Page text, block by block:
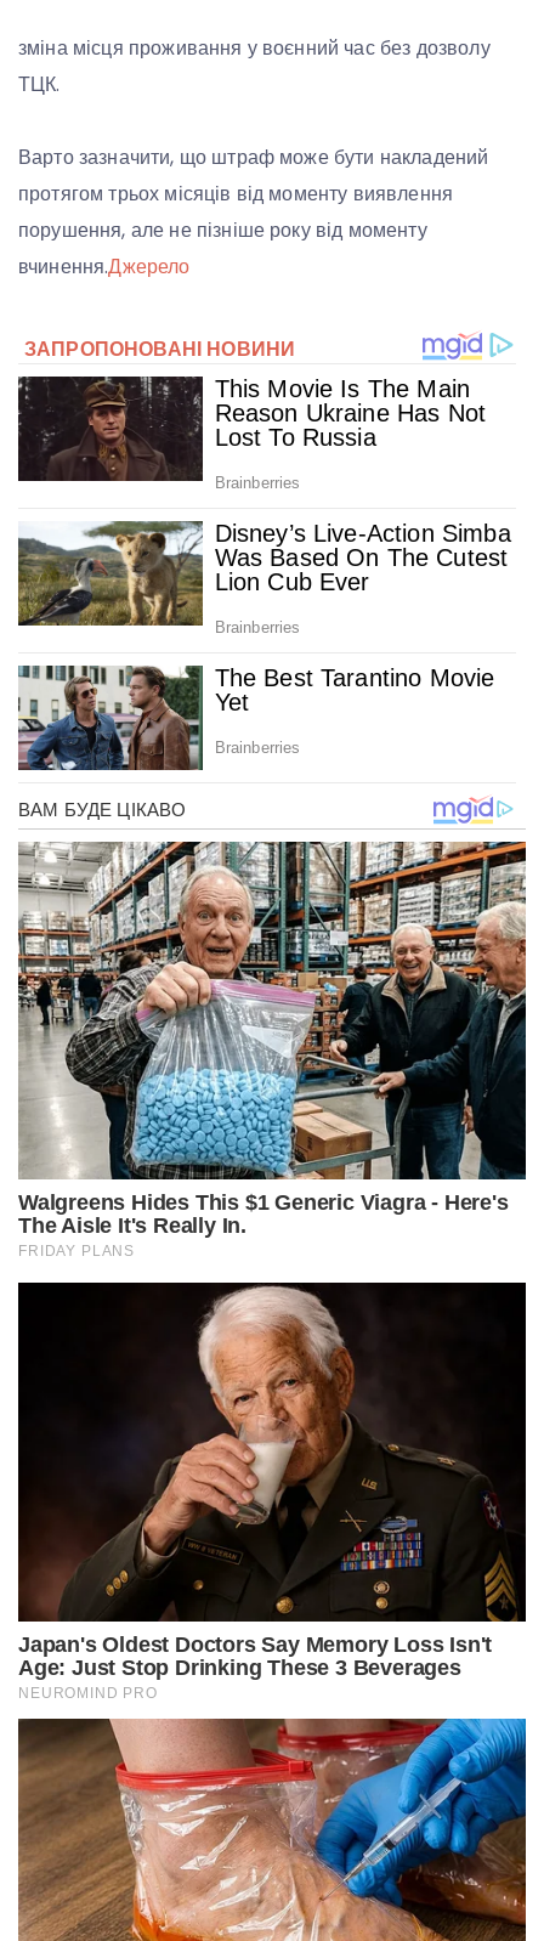
зміна місця проживання у воєнний час без дозволу
ТЦК.
Варто зазначити, що штраф може бути накладений
протягом трьох місяців від моменту виявлення
порушення, але не пізніше року від моменту
вчинення.Джерело